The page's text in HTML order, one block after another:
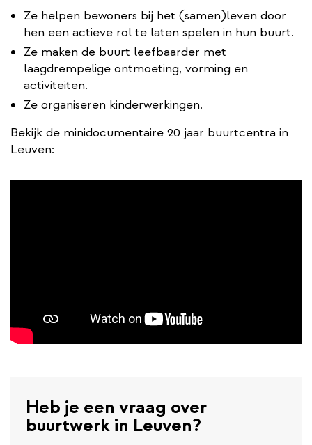
Ze helpen bewoners bij het (samen)leven door
hen een actieve rol te laten spelen in hun buurt.
Ze maken de buurt leefbaarder met
laagdrempelige ontmoeting, vorming en
activiteiten.
Ze organiseren kinderwerkingen.
Bekijk de minidocumentaire 20 jaar buurtcentra in
Leuven:
Heb je een vraag over
buurtwerk in Leuven?